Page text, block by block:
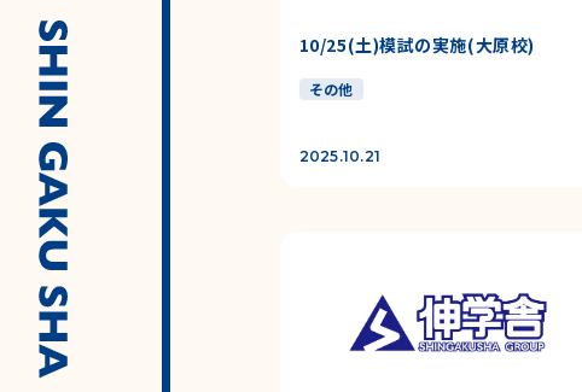
10/25(土)模試の実施(大原校)
その他
2025.10.21